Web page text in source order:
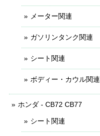
メーター関連
ガソリンタンク関連
シート関連
ボディー・カウル関連
ホンダ - CB72 CB77
シート関連